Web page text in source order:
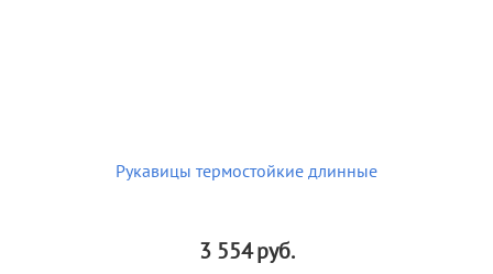
Рукавицы термостойкие длинные
3 554руб.